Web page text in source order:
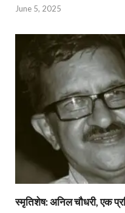
June 5, 2025
स्मृतिशेष: अनिल चौधरी, एक